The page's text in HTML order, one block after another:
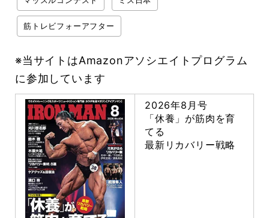
筋トレビフォーアフター
※当サイトはAmazonアソシエイトプログラム
に参加しています
2026年8月号
「休養」が筋肉を育
てる
最新リカバリー戦略